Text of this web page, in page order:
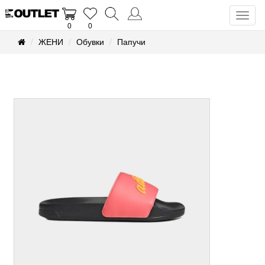
0 0
ЖЕНИ Обувки Папучи